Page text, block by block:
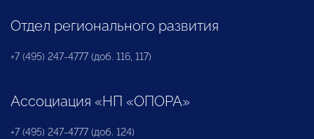
Отдел регионального развития
+7 (495) 247-4777 (доб. 116, 117)
Ассоциация «НП «ОПОРА»
+7 (495) 247-4777 (доб. 124)